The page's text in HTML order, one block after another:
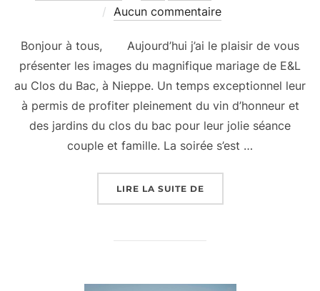
Aucun commentaire
Bonjour à tous, Aujourd’hui j’ai le plaisir de vous
présenter les images du magnifique mariage de E&L
au Clos du Bac, à Nieppe. Un temps exceptionnel leur
à permis de profiter pleinement du vin d’honneur et
des jardins du clos du bac pour leur jolie séance
couple et famille. La soirée s’est …
LIRE LA SUITE DE« MARIAGE DE E&L